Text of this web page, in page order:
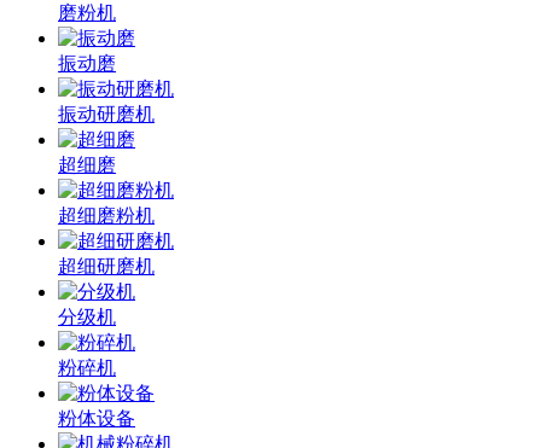
磨粉机
振动磨
振动研磨机
超细磨
超细磨粉机
超细研磨机
分级机
粉碎机
粉体设备